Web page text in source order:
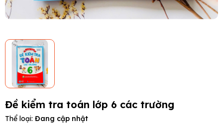
Đề kiểm tra toán lớp 6 các trường
Thể loại: Đang cập nhật